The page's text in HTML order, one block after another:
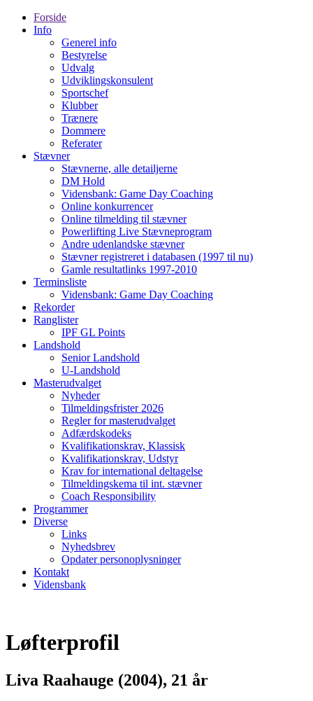
Forside
Info
Generel info
Bestyrelse
Udvalg
Udviklingskonsulent
Sportschef
Klubber
Trænere
Dommere
Referater
Stævner
Stævnerne, alle detailjerne
DM Hold
Vidensbank: Game Day Coaching
Online konkurrencer
Online tilmelding til stævner
Powerlifting Live Stævneprogram
Andre udenlandske stævner
Stævner registreret i databasen (1997 til nu)
Gamle resultatlinks 1997-2010
Terminsliste
Vidensbank: Game Day Coaching
Rekorder
Ranglister
IPF GL Points
Landshold
Senior Landshold
U-Landshold
Masterudvalget
Nyheder
Tilmeldingsfrister 2026
Regler for masterudvalget
Adfærdskodeks
Kvalifikationskrav, Klassisk
Kvalifikationskrav, Udstyr
Krav for international deltagelse
Tilmeldingskema til int. stævner
Coach Responsibility
Programmer
Diverse
Links
Nyhedsbrev
Opdater personoplysninger
Kontakt
Vidensbank
Løfterprofil
Liva Raahauge (2004), 21 år